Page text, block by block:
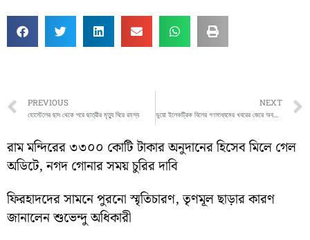
Prev
PREVIOUS
হোস্টেলের ছাদ থেকে পরে ছাত্রীর মৃত্যু ঘিরে রহস্য
NEXT
ভুয়ো ইলেকট্রিক বিলের গণমাধ্যমের খবরের জেরে অবশেষে টনক নরল বিদ্যুৎ দফতরের
রাম মন্দিরের ৩৩০০ কোটি টাকার অনুদানের হিসেব মিলে গেল
অডিটে, নগদ গোনার সময় চুরির দাবি
ফিরহাদদের সামনে পুরনো স্মৃতিচারণ, তৃণমূল ছাড়ার কারণ
জানালেন শুভেন্দু অধিকারী